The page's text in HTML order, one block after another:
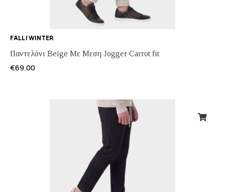
FALL | WINTER
Παντελόνι Beige Με Μεση Jogger Carrot fit
€69.00